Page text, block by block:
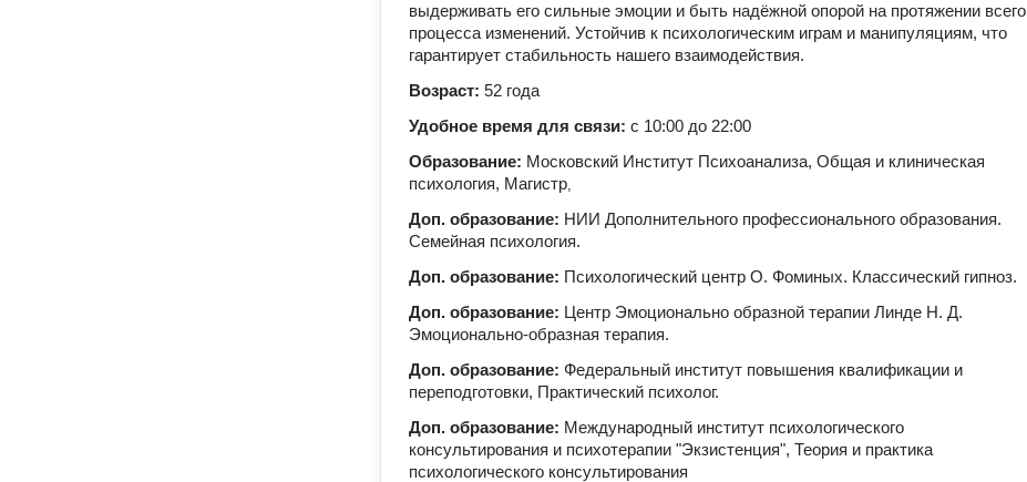
выдерживать его сильные эмоции и быть надёжной опорой на протяжении всего
процесса изменений. Устойчив к психологическим играм и манипуляциям, что
гарантирует стабильность нашего взаимодействия.
Возраст: 52 года
Удобное время для связи: с 10:00 до 22:00
Образование: Московский Институт Психоанализа, Общая и клиническая
психология, Магистр,
Доп. образование: НИИ Дополнительного профессионального образования.
Семейная психология.
Доп. образование: Психологический центр О. Фоминых. Классический гипноз.
Доп. образование: Центр Эмоционально образной терапии Линде Н. Д.
Эмоционально-образная терапия.
Доп. образование: Федеральный институт повышения квалификации и
переподготовки, Практический психолог.
Доп. образование: Международный институт психологического
консультирования и психотерапии "Экзистенция", Теория и практика
психологического консультирования